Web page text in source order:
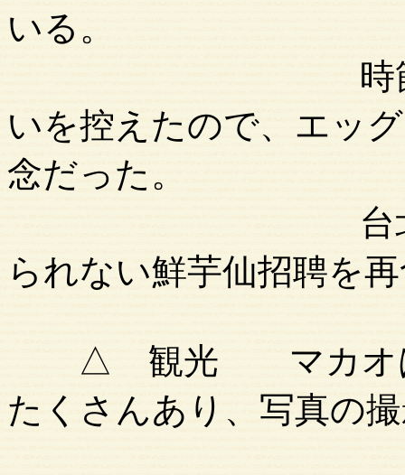
いる。
時節柄（イン
いを控えたので、エッ
念だった。
台北は短い滞
られない鮮芋仙招聘を
△ 観光 マカオは思
たくさんあり、写真の